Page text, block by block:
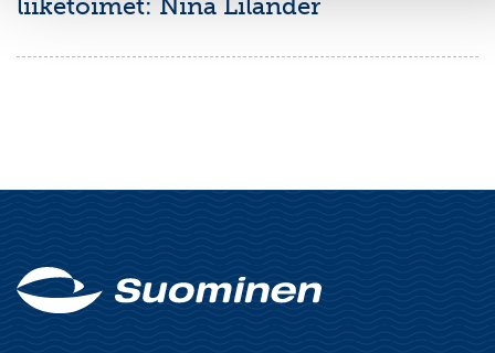
liiketoimet: Nina Lilander